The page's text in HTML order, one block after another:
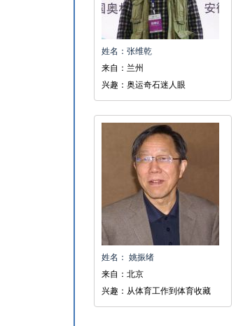
姓名：张维乾
来自：兰州
兴趣：奥运奇石迷人眼
姓名： 姚振绪
来自：北京
兴趣：从体育工作到体育收藏